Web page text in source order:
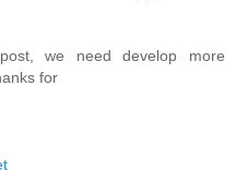
we need develop more
for